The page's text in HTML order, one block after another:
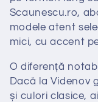
Scaunescu.ro,
modele atent
mici, cu accent
O diferență
Dacă la Videnov
și culori clasice,